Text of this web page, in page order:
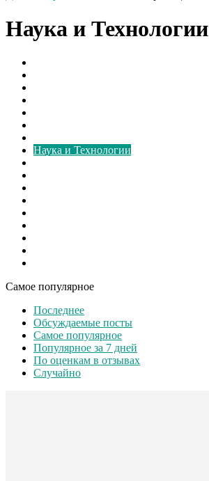
Наука и Технологии
Наука и Технологии
Самое популярное
Последнее
Обсуждаемые посты
Самое популярное
Популярное за 7 дней
По оценкам в отзывах
Случайно